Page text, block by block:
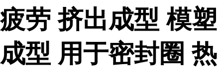
疲劳 挤出成型 模塑
成型 用于密封圈 热